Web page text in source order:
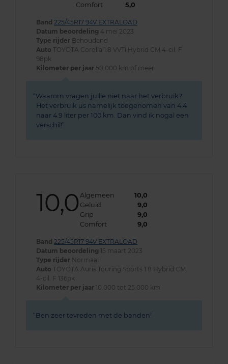
Comfort
5,0
Band 225/45R17 94V EXTRALOAD
Datum beoordeling 4 mei 2023
Type rijder Behoudend
Auto TOYOTA Corolla 1.8 VVTi Hybrid CM 4-cil. F
98pk
Kilometer per jaar 50.000 km of meer
Waarom vragen jullie niet naar het verbruik?
Het verbruik us namelijk toegenomen van 4.4
naar 4.9 liter per 100 km. Dan vind ik nogal een
verschil!
10,0 Algemeen
10,0
Geluid
9,0
Grip
9,0
Comfort
9,0
Band 225/45R17 94V EXTRALOAD
Datum beoordeling 15 maart 2023
Type rijder Normaal
Auto TOYOTA Auris Touring Sports 1.8 Hybrid CM
4-cil. F 136pk
Kilometer per jaar 10.000 tot 25.000 km
Ben zeer tevreden met de banden